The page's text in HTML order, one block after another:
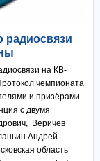
радиосвязи
на КВ-
чемпионата
и призёрами
с двумя
Веричев
Андрей
область